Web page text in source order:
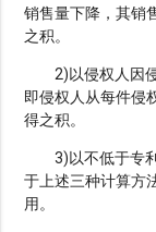
销售量下降，其销
之积。
2)以侵权人因侵
即侵权人从每件侵
得之积。
3)以不低于专利
于上述三种计算方
用。